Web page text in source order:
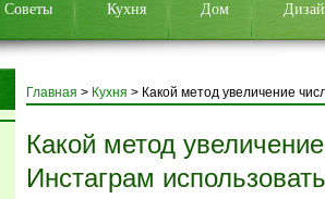
Советы Кухня Дом
Главная > Кухня > Какой метод увеличение
Какой метод
Инстаграм